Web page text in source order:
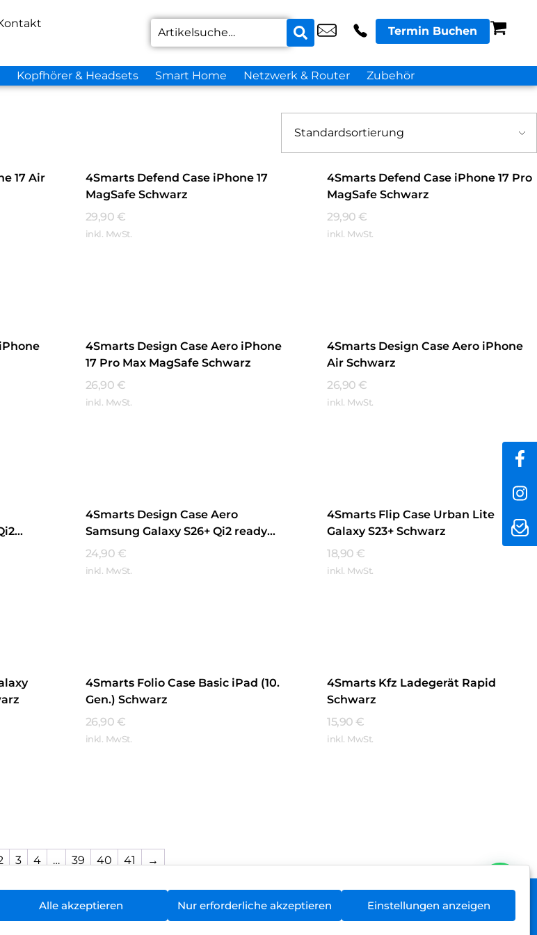
Alle akzeptieren Nur erforderliche akzeptieren Einstellungen anzeigen
Termin Buchen
Kopfhörer & Headsets Smart Home Netzwerk & Router Zubehör
17 Air
4Smarts Defend Case iPhone 17
MagSafe Schwarz
29,90 €
inkl. MwSt.
4Smarts Defend Case iPhone 17 Pro
MagSafe Schwarz
29,90 €
inkl. MwSt.
4Smarts Design Case Aero iPhone
17 Pro Max MagSafe Schwarz
26,90 €
inkl. MwSt.
4Smarts Design Case Aero iPhone
Air Schwarz
26,90 €
inkl. MwSt.
4Smarts Design Case Aero
Samsung Galaxy S26+ Qi2 ready
Schwarz
24,90 €
inkl. MwSt.
4Smarts Flip Case Urban Lite
Galaxy S23+ Schwarz
18,90 €
inkl. MwSt.
4Smarts Folio Case Basic iPad (10.
Gen.) Schwarz
26,90 €
inkl. MwSt.
4Smarts Kfz Ladegerät Rapid
Schwarz
15,90 €
inkl. MwSt.
3 4 … 39 40 41 →
widerrufen Hinweis zur Batterieentsorgung Newsletter